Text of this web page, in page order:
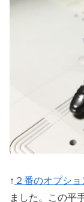
↑ ２番のオプシ
ました。この平